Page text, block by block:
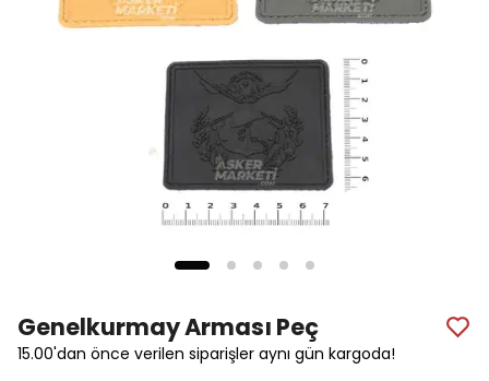
Genelkurmay Arması Peç
15.00'dan önce verilen siparişler aynı gün kargoda!